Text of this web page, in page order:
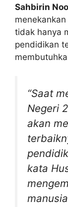
Sahbirin
tidak hanya
pendidikan
“Saat
Negeri
akan
kata